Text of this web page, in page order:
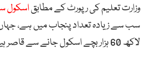
وزارت تعلیم کی رپورٹ کے مطابقاسکول
لاکھ 60 ہزار بچے اسکول جانے سے قاصر ہیں۔